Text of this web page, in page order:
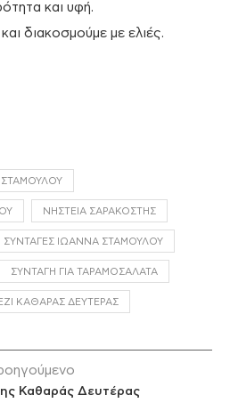
και υφή.
και διακοσμούμε με ελιές.
ΣΤΑΜΟΎΛΟΥ
ΝΗΣΤΕΊΑ ΣΑΡΑΚΟΣΤΉΣ
ΣΥΝΤΑΓΈΣ ΙΩΆΝΝΑ ΣΤΑΜΟΎΛΟΥ
ΣΥΝΤΑΓΉ ΓΙΑ ΤΑΡΑΜΟΣΑΛΆΤΑ
ΚΑΘΑΡΆΣ ΔΕΥΤΈΡΑΣ
Καθαράς Δευτέρας